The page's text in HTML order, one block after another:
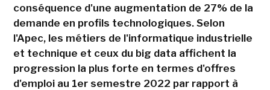
conséquence d'une augmentation de 27% de la
demande en profils technologiques. Selon
l'Apec, les métiers de l'informatique industrielle
et technique et ceux du big data affichent la
progression la plus forte en termes d'offres
d'emploi au 1er semestre 2022 par rapport à